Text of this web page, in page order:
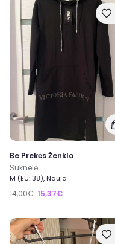
Be Prekės Ženklo
Suknelė
M (EU: 38), Nauja
14,00€ 15,37€